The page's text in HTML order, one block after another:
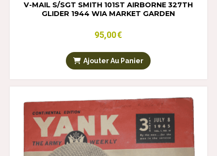
V-MAIL S/SGT SMITH 101ST AIRBORNE 327TH
GLIDER 1944 WIA MARKET GARDEN
95,00€
Ajouter Au Panier